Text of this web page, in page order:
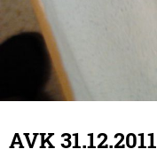
AVK 31.12.2011